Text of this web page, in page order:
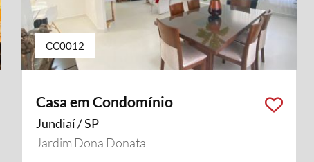
CC0012
Casa em Condomínio
Jundiaí / SP
Jardim Dona Donata